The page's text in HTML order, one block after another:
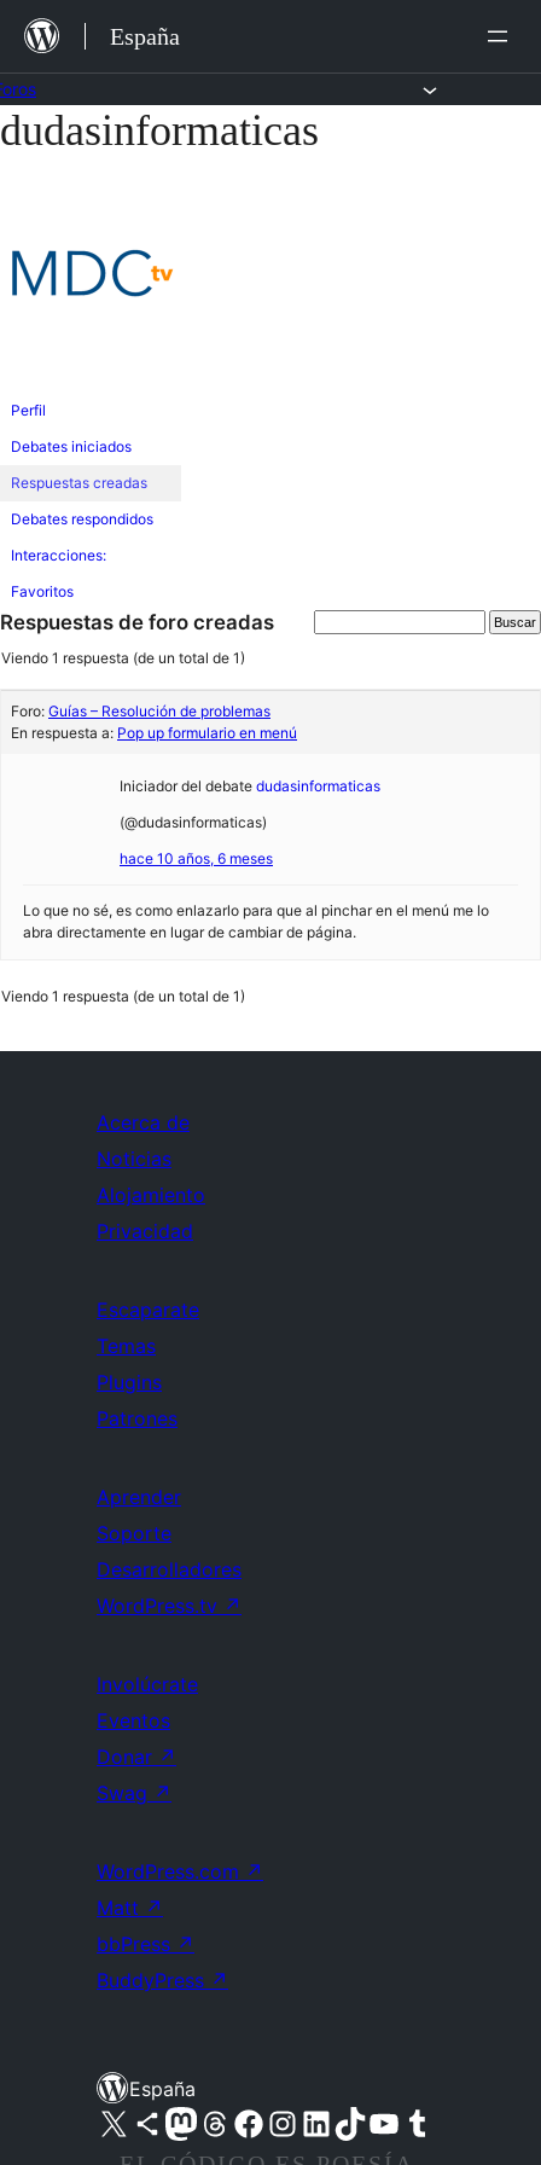
Saltar
contenido
España
Saltar
dudasinformaticas
Perfil
Debates iniciados
Respuestas creadas
Debates respondidos
Interacciones:
Favoritos
Respuestas de foro creadas
Viendo 1 respuesta (de un total de 1)
Foro: Guías – Resolución de problemas
En respuesta a: Pop up formulario en menú
Iniciador del debate dudasinformaticas
(@dudasinformaticas)
hace 10 años, 6 meses
Lo que no sé, es como enlazarlo para que al pinchar en el menú me lo
abra directamente en lugar de cambiar de página.
Viendo 1 respuesta (de un total de 1)
Acerca de
Noticias
Alojamiento
Privacidad
Escaparate
Temas
Plugins
Patrones
Aprender
Soporte
Desarrolladores
WordPress.tv ↗
Involúcrate
Eventos
Donar ↗
Swag ↗
WordPress.com ↗
Matt ↗
bbPress ↗
BuddyPress ↗
España
Visita nuestra cuenta de X (anteriormente Twitter)
Visita nuestra cuenta de Bluesky
Visita nuestra cuenta de Mastodon
Visita nuestra cuenta de Threads
Visita nuestra página de Facebook
Visita nuestra cuenta de Instagram
Visita nuestra cuenta de LinkedIn
Visita nuestra cuenta de TikTok
Visita nuestro canal de YouTube
Visita nuestra cuenta de Tumblr